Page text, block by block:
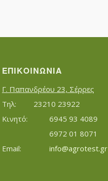
ΕΠΙΚΟΙΝΩΝΊΑ
Γ. Παπανδρέου 23, Σέρρες
Τηλ:		23210 23922
Κινητό:		6945 93 4089
			6972 01 8071
info@agrotest.gr